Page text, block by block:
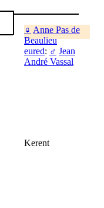
♀ Anne Pas de
Beaulieu
eured: ♂ Jean
André Vassal
Kerent